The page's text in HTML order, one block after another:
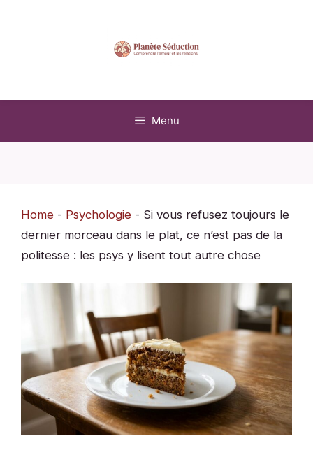
Menu
Home - Psychologie - Si vous refusez toujours le
dernier morceau dans le plat, ce n’est pas de la
politesse : les psys y lisent tout autre chose